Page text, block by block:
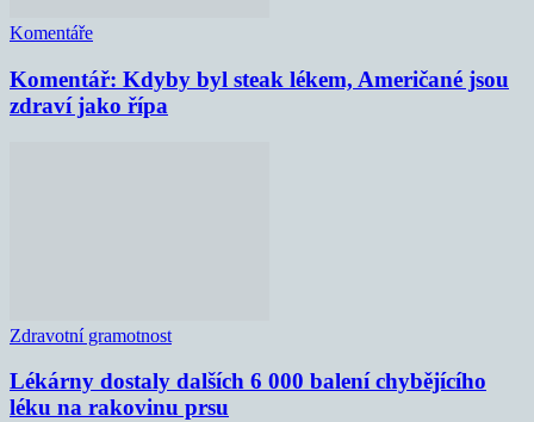
Komentáře
Komentář: Kdyby byl steak lékem, Američané jsou
zdraví jako řípa
Zdravotní gramotnost
Lékárny dostaly dalších 6 000 balení chybějícího
léku na rakovinu prsu